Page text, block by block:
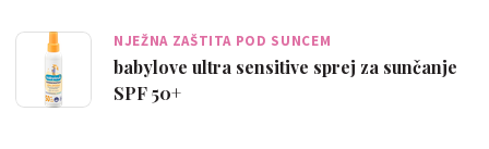
NJEŽNA ZAŠTITA POD SUNCEM
babylove ultra sensitive sprej za sunčanje
SPF 50+